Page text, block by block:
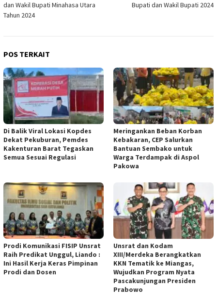
dan Wakil Bupati Minahasa Utara
Tahun 2024
Bupati dan Wakil Bupati 2024
POS TERKAIT
Di Balik Viral Lokasi Kopdes
Dekat Pekuburan, Pemdes
Kakenturan Barat Tegaskan
Semua Sesuai Regulasi
Meringankan Beban Korban
Kebakaran, CEP Salurkan
Bantuan Sembako untuk
Warga Terdampak di Aspol
Pakowa
Prodi Komunikasi FISIP Unsrat
Raih Predikat Unggul, Liando :
Ini Hasil Kerja Keras Pimpinan
Prodi dan Dosen
Unsrat dan Kodam
XIII/Merdeka Berangkatkan
KKN Tematik ke Miangas,
Wujudkan Program Nyata
Pascakunjungan Presiden
Prabowo